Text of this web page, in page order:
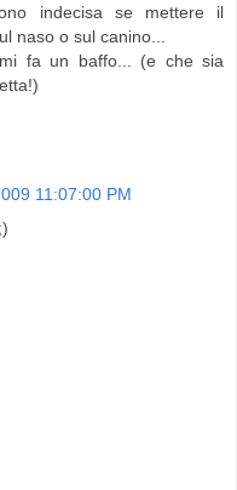
indecisa se mettere il
naso o sul canino...
fa un baffo... (e che sia
11:07:00 PM